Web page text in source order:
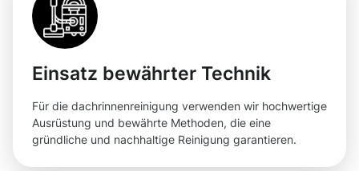
Einsatz bewährter Technik
Für die dachrinnenreinigung verwenden wir hochwertige
Ausrüstung und bewährte Methoden, die eine
gründliche und nachhaltige Reinigung garantieren.